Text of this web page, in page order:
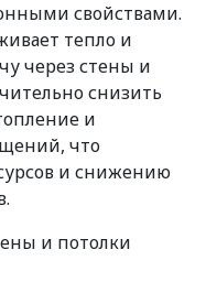
свойствами.
тепло и
через стены и
снизить
и
что
и снижению
и потолки